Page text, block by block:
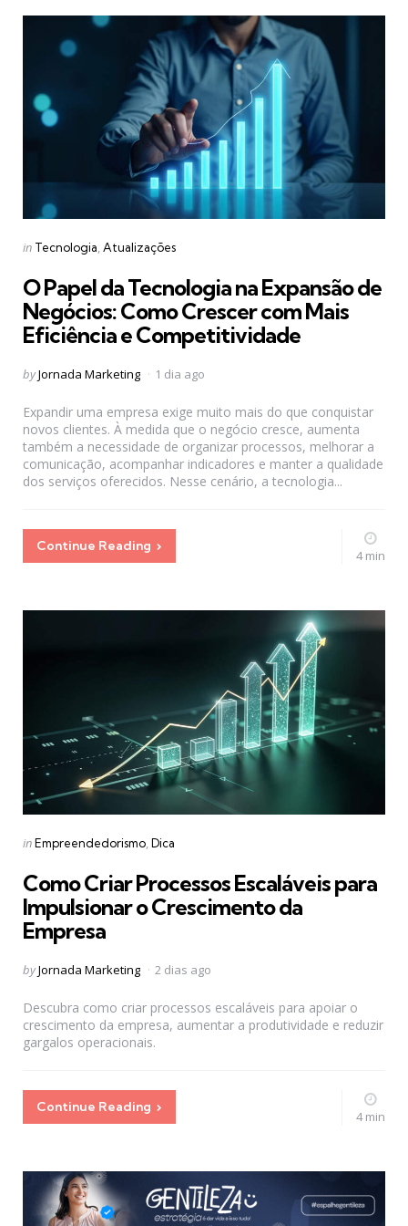
Categories
Posted
in Tecnologia Atualizações
O Papel da Tecnologia na Expansão de
Negócios: Como Crescer com Mais
Eficiência e Competitividade
Posted
byJornada Marketing 1 dia ago
Expandir uma empresa exige muito mais do que conquistar
novos clientes. À medida que o negócio cresce, aumenta
também a necessidade de organizar processos, melhorar a
comunicação, acompanhar indicadores e manter a qualidade
dos serviços oferecidos. Nesse cenário, a tecnologia...
Continue Reading
4 min
Categories
Posted
inEmpreendedorismo Dica
Como Criar Processos Escaláveis para
Impulsionar o Crescimento da
Empresa
Posted
byJornada Marketing 2 dias ago
Descubra como criar processos escaláveis para apoiar o
crescimento da empresa, aumentar a produtividade e reduzir
gargalos operacionais.
Continue Reading
4 min